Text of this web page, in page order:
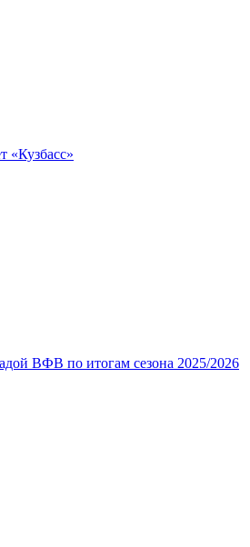
«Кузбасс»
ВФВ по итогам сезона 2025/2026